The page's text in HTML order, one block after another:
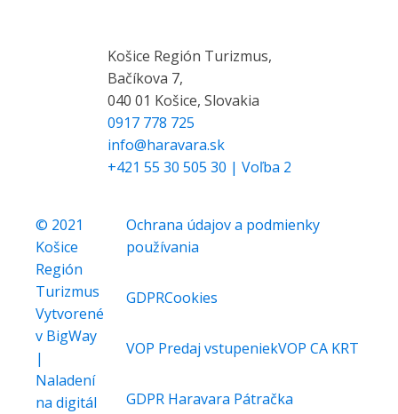
Košice Región Turizmus,
Bačíkova 7,
040 01 Košice, Slovakia
0917 778 725
info@haravara.sk
+421 55 30 505 30 | Voľba 2
© 2021
Košice
Región
Turizmus
Vytvorené
v BigWay
|
Naladení
na digitál
Ochrana údajov a podmienky
používania
GDPRCookies
VOP Predaj vstupeniekVOP CA KRT
GDPR Haravara Pátračka